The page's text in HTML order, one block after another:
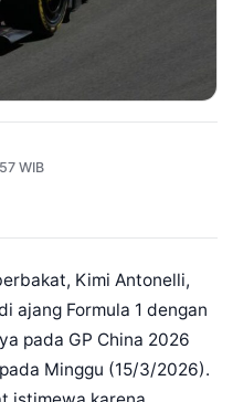
WIB
Kimi Antonelli,
ajang Formula 1 dengan
pada GP China 2026
Minggu (15/3/2026).